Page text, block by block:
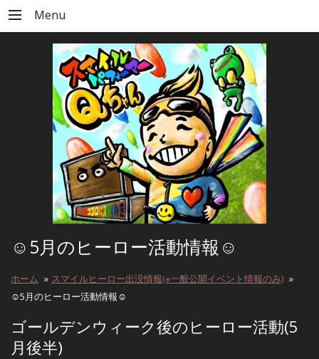
Menu
☺️5月のヒーロー活動情報☺️
ホーム » スマイルヒーロー出没情報(※一般公開イベント情報のみ) »
☺️5月のヒーロー活動情報☺️
ゴールデンウィーク後のヒーロー活動(5
月後半)